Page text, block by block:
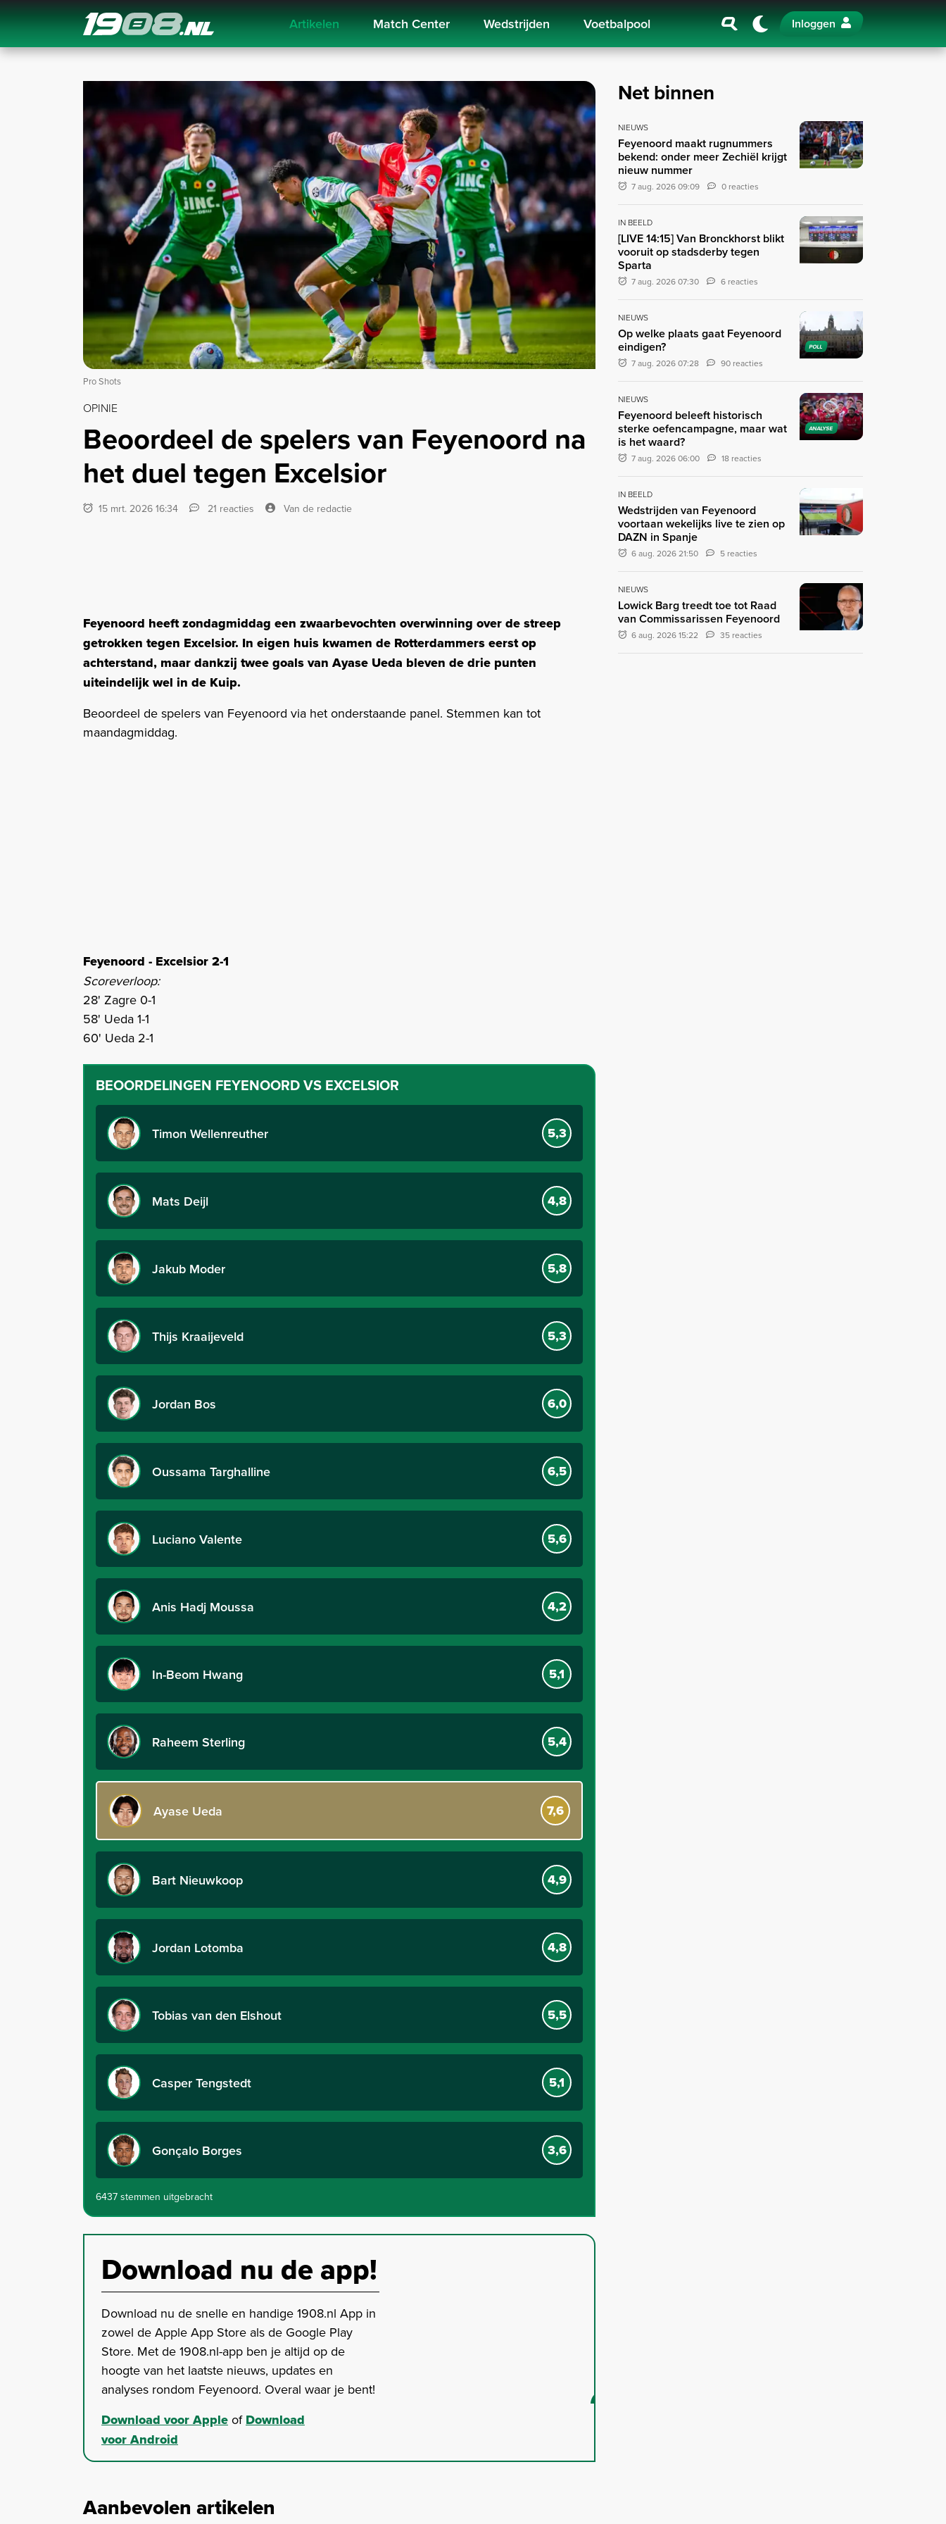
Navigation Artikelen Match Center Wedstrijden Voetbalpool Inloggen
Pro Shots
OPINIE
Beoordeel de spelers van Feyenoord na
het duel tegen Excelsior
15 mrt. 2026 16:34 21 reacties Van de redactie
Feyenoord heeft zondagmiddag een zwaarbevochten overwinning over de streep
getrokken tegen Excelsior. In eigen huis kwamen de Rotterdammers eerst op
achterstand, maar dankzij twee goals van Ayase Ueda bleven de drie punten
uiteindelijk wel in de Kuip.
Beoordeel de spelers van Feyenoord via het onderstaande panel. Stemmen kan tot
maandagmiddag.
Feyenoord - Excelsior 2-1
Scoreverloop:
28' Zagre 0-1
58' Ueda 1-1
60' Ueda 2-1
BEOORDELINGEN FEYENOORD VS EXCELSIOR
Timon Wellenreuther 5,3
Mats Deijl 4,8
Jakub Moder 5,8
Thijs Kraaijeveld 5,3
Jordan Bos 6,0
Oussama Targhalline 6,5
Luciano Valente 5,6
Anis Hadj Moussa 4,2
In-Beom Hwang 5,1
Raheem Sterling 5,4
Ayase Ueda 7,6
Bart Nieuwkoop 4,9
Jordan Lotomba 4,8
Tobias van den Elshout 5,5
Casper Tengstedt 5,1
Gonçalo Borges 3,6
6437 stemmen uitgebracht
Download nu de app!
Download nu de snelle en handige 1908.nl App in
zowel de Apple App Store als de Google Play
Store. Met de 1908.nl-app ben je altijd op de
hoogte van het laatste nieuws, updates en
analyses rondom Feyenoord. Overal waar je bent!
Download voor Apple ofDownload
voor Android
Aanbevolen artikelen
Net binnen
NIEUWS
Feyenoord maakt rugnummers
bekend: onder meer Zechiël krijgt
nieuw nummer
7 aug. 2026 09:09 0 reacties
IN BEELD
[LIVE 14:15] Van Bronckhorst blikt
vooruit op stadsderby tegen
Sparta
7 aug. 2026 07:30 6 reacties
POLL
NIEUWS
Op welke plaats gaat Feyenoord
eindigen?
7 aug. 2026 07:28 90 reacties
ANALYSE
NIEUWS
Feyenoord beleeft historisch
sterke oefencampagne, maar wat
is het waard?
7 aug. 2026 06:00 18 reacties
IN BEELD
Wedstrijden van Feyenoord
voortaan wekelijks live te zien op
DAZN in Spanje
6 aug. 2026 21:50 5 reacties
NIEUWS
Lowick Barg treedt toe tot Raad
van Commissarissen Feyenoord
6 aug. 2026 15:22 35 reacties